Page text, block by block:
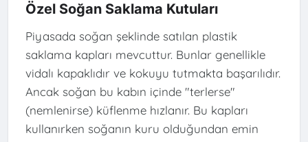
Özel Soğan Saklama Kutuları
Piyasada soğan şeklinde satılan plastik
saklama kapları mevcuttur. Bunlar genellikle
vidalı kapaklıdır ve kokuyu tutmakta başarılıdır.
Ancak soğan bu kabın içinde "terlerse"
(nemlenirse) küflenme hızlanır. Bu kapları
kullanırken soğanın kuru olduğundan emin